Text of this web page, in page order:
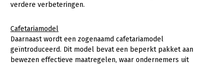
verdere verbeteringen.
Cafetariamodel
Daarnaast wordt een zogenaamd cafetariamodel
geïntroduceerd. Dit model bevat een beperkt pakket aan
bewezen effectieve maatregelen, waar ondernemers uit